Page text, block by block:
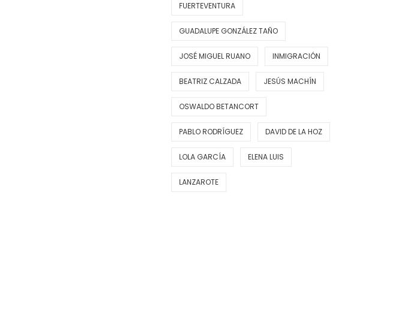
FUERTEVENTURA
GUADALUPE GONZÁLEZ TAÑO
JOSÉ MIGUEL RUANO INMIGRACIÓN
BEATRIZ CALZADA JESÚS MACHÍN
OSWALDO BETANCORT
PABLO RODRÍGUEZ DAVID DE LA HOZ
LOLA GARCÍA ELENA LUIS
LANZAROTE